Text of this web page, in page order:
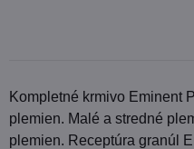
Kompletné krmivo Eminent
plemien. Malé a stredné
plemien. Receptúra granúl